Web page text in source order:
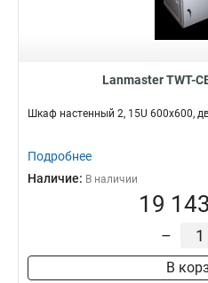
Lanmaster TWT-
Шкаф настенный 2, 15U 600x600,
Подробнее
Наличие: В наличии
19
–
В